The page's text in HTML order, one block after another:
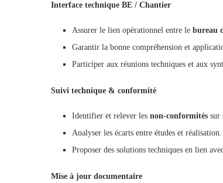
Interface technique BE / Chantier
Assurer le lien opérationnel entre le bureau
Garantir la bonne compréhension et
Participer aux réunions techniques et aux
Suivi technique & conformité
Identifier et relever les non-conformités sur
Analyser les écarts entre études et réalisation.
Proposer des solutions techniques en lien
Mise à jour documentaire